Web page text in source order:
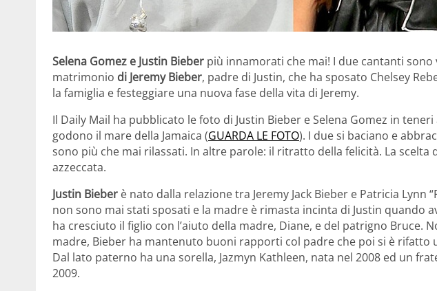
Selena Gomez e Justin Bieber più innamorati che mai! I due cantanti sono
matrimonio di Jeremy Bieber, padre di Justin, che ha sposato Chelsey
la famiglia e festeggiare una nuova fase della vita di Jeremy.
Il Daily Mail ha pubblicato le foto di Justin Bieber e Selena Gomez in
godono il mare della Jamaica (GUARDA LE FOTO). I due si baciano e
sono più che mai rilassati. In altre parole: il ritratto della felicità. La scelta
azzeccata.
Justin Bieber è nato dalla relazione tra Jeremy Jack Bieber e Patricia Lynn
non sono mai stati sposati e la madre è rimasta incinta di Justin quando
ha cresciuto il figlio con l’aiuto della madre, Diane, e del patrigno Bruce.
madre, Bieber ha mantenuto buoni rapporti col padre che poi si è rifatto
Dal lato paterno ha una sorella, Jazmyn Kathleen, nata nel 2008 ed un
2009.